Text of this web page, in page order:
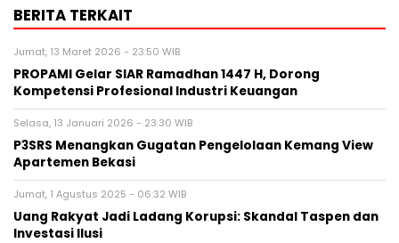
BERITA TERKAIT
Jumat, 13 Maret 2026 - 23:50 WIB
PROPAMI Gelar SIAR Ramadhan 1447 H, Dorong
Kompetensi Profesional Industri Keuangan
Selasa, 13 Januari 2026 - 23:30 WIB
P3SRS Menangkan Gugatan Pengelolaan Kemang View
Apartemen Bekasi
Jumat, 1 Agustus 2025 - 06:32 WIB
Uang Rakyat Jadi Ladang Korupsi: Skandal Taspen dan
Investasi Ilusi